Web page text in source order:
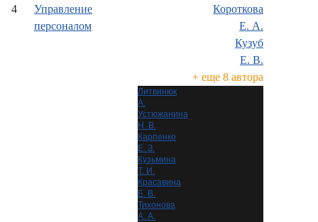
4
Управление
персоналом
Короткова
Е. А.
Кузуб
Е. В.
+ еще 8 автора
Литвинюк
А.
Устюжанина
Н. В.
Карпенко
Е. З.
Кузьмина
Т. И.
Красавина
Е. В.
Тихонова
А. А.